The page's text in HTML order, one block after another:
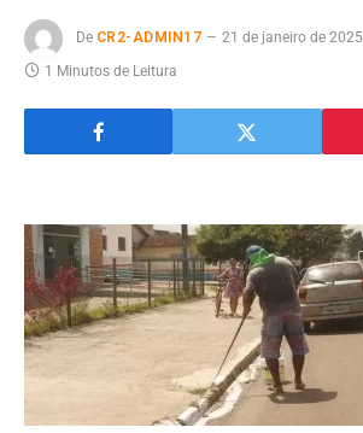
De CR2-ADMIN17
21 de janeiro de 2025
1 Minutos de Leitura